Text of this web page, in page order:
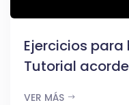
Ejercicios
Tutorial
VER MÁS